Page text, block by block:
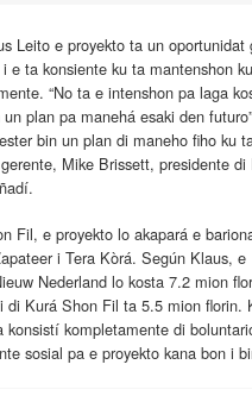
Leito e proyekto ta un oportunidat
e ta konsiente ku ta mantenshon
“No ta e intenshon pa laga
plan pa manehá esaki den
bin un plan di maneho fiho ku
Mike Brissett, presidente di
Fil, e proyekto lo akapará e
i Tera Kòrá. Según Klaus, e
Nederland lo kosta 7.2 mion
di Kurá Shon Fil ta 5.5 mion florin.
konsistí kompletamente di
sosial pa e proyekto kana bon i